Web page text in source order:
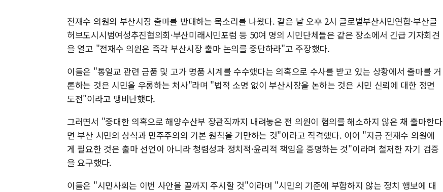
전재수 의원의 부산시장 출마를 반대하는 목소리를 나왔다. 같은 날 오후 2시 글로벌부산시민연합·부산글
허브도시시범여성추진협의회·부산미래시민포럼 등 50여 명의 시민단체들은 같은 장소에서 긴급 기자회견
을 열고 "전재수 의원은 즉각 부산시장 출마 논의를 중단하라"고 주장했다.
이들은 "통일교 관련 금품 및 고가 명품 시계를 수수했다는 의혹으로 수사를 받고 있는 상황에서 출마를 거
론하는 것은 시민을 우롱하는 처사"라며 "법적 소명 없이 부산시장을 논하는 것은 시민 신뢰에 대한 정면
도전"이라고 맹비난했다.
그러면서 "중대한 의혹으로 해양수산부 장관직까지 내려놓은 전 의원이 혐의를 해소하지 않은 채 출마한다
면 부산 시민의 상식과 민주주의의 기본 원칙을 기만하는 것"이라고 직격했다. 이어 "지금 전재수 의원에
게 필요한 것은 출마 선언이 아니라 청렴성과 정치적·윤리적 책임을 증명하는 것"이라며 철저한 자기 검증
을 요구했다.
이들은 "시민사회는 이번 사안을 끝까지 주시할 것"이라며 "시민의 기준에 부합하지 않는 정치 행보에 대